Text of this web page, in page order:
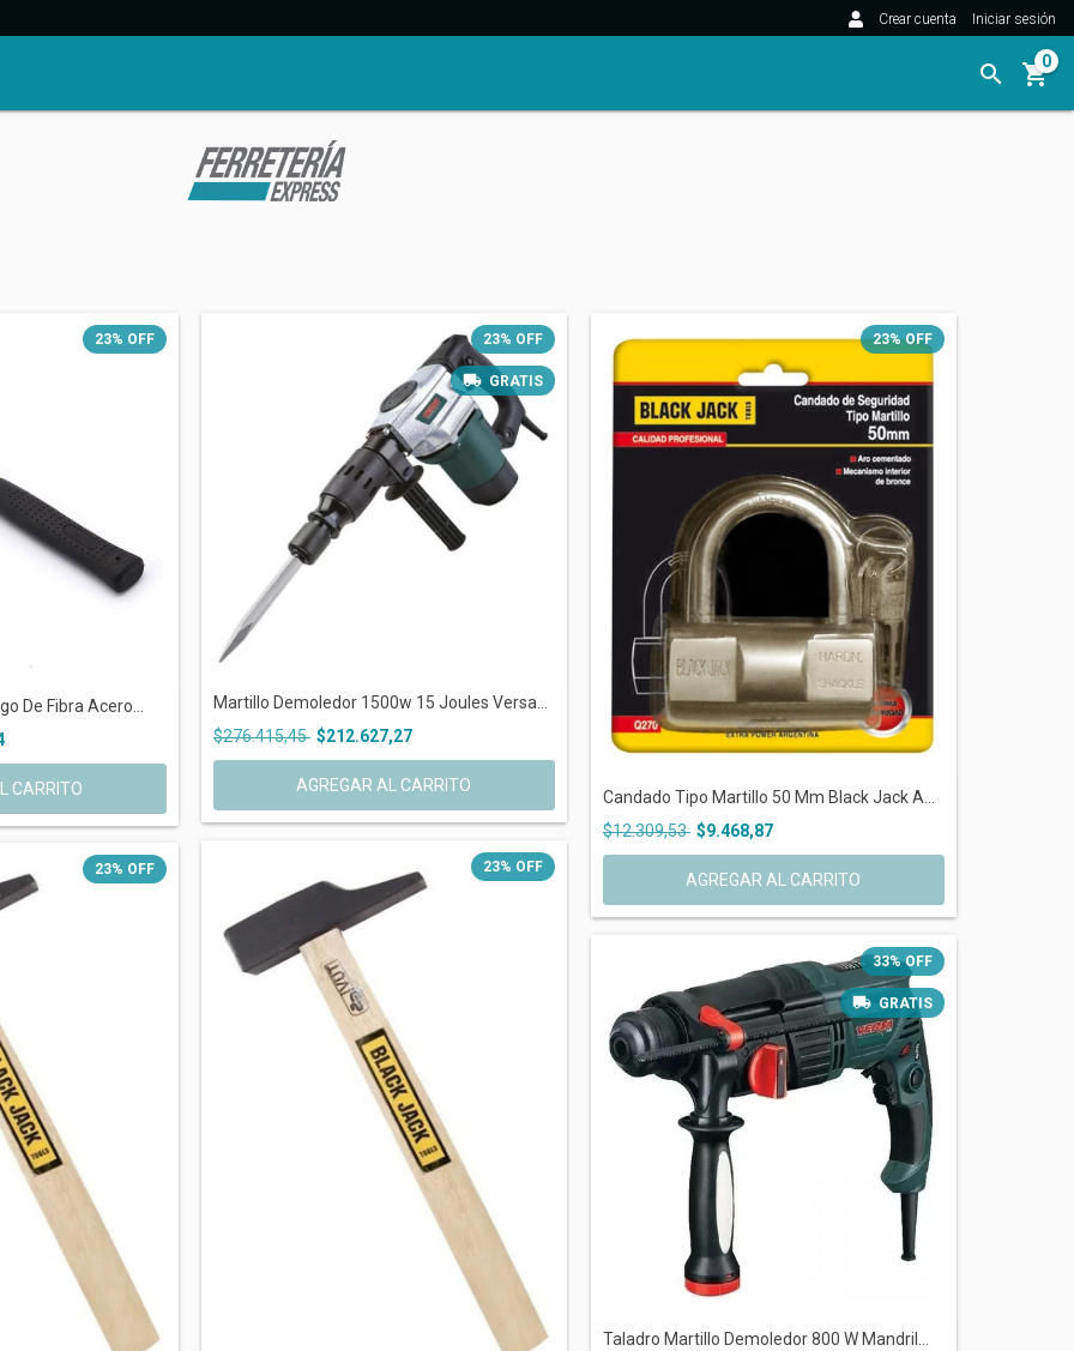
Crear cuenta Iniciar sesión
0
23% OFF
De Fibra Acero...
23% OFF
GRATIS
Martillo Demoledor 1500w 15 Joules Versa...
$276.415,45 $212.627,27
23%OFF
Candado Tipo Martillo 50 Mm Black Jack A...
$12.309,53 $9.468,87
23% OFF 23% OFF
33%OFF
GRATIS
Taladro Martillo Demoledor 800 W Mandril...